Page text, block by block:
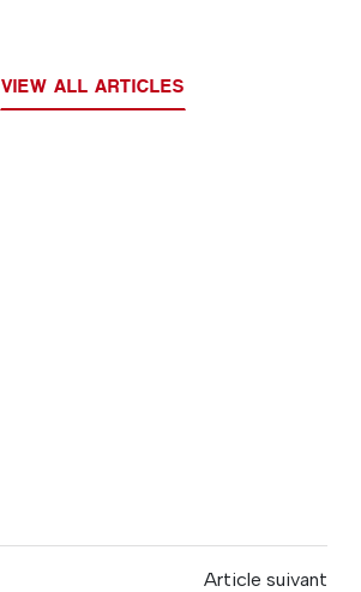
VIEW ALL ARTICLES
Article suivant